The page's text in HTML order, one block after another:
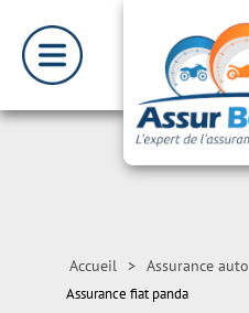
Accueil > Assurance auto
Assurance fiat panda